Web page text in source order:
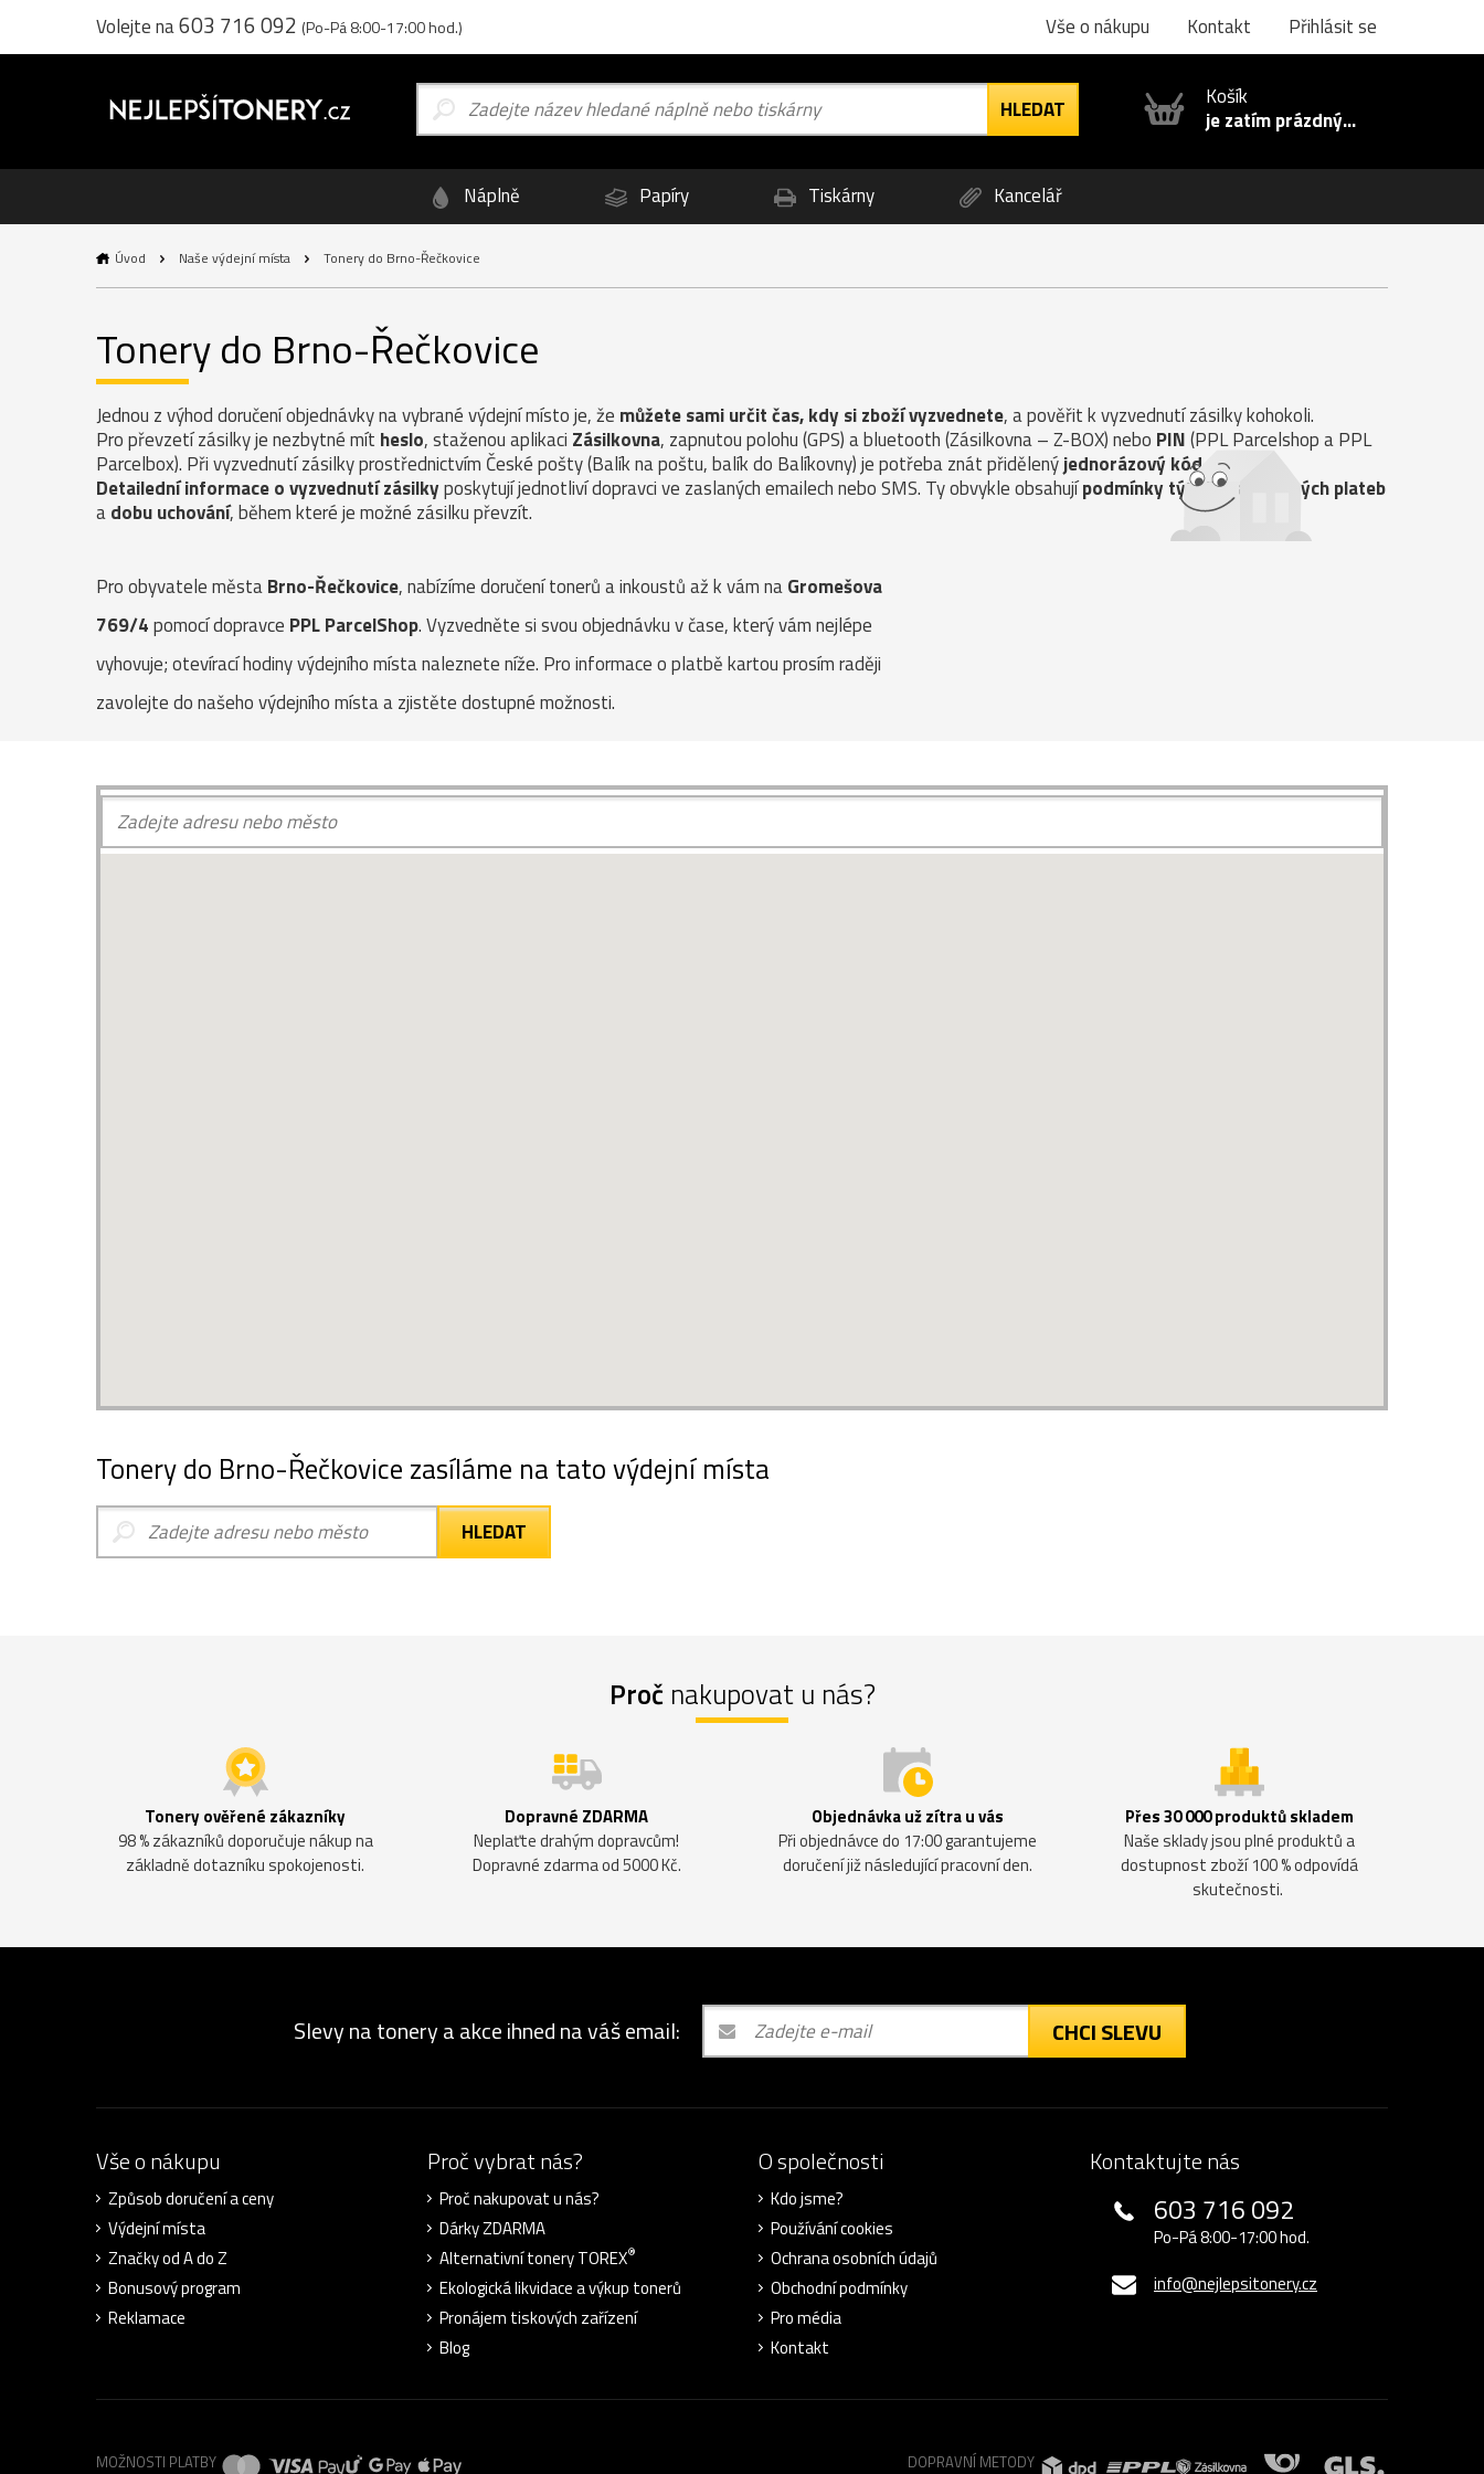
Volejte na603 716 092 (Po-Pá 8:00-17:00 hod.) Vše o nákupu Kontakt Přihlásit se
Košík
je zatím prázdný...
Náplně Papíry Tiskárny Kancelář
Úvod Naše výdejní místa Tonery do Brno-Řečkovice
Tonery do Brno-Řečkovice
Jednou z výhod doručení objednávky na vybrané výdejní místo je, že můžete sami určit čas, kdy si zboží vyzvednete, a pověřit k vyzvednutí zásilky kohokoli.
Pro převzetí zásilky je nezbytné mít heslo, staženou aplikaci Zásilkovna, zapnutou polohu (GPS) a bluetooth (Zásilkovna – Z-BOX) nebo PIN(PPL Parcelshop a PPL
Parcelbox). Při vyzvednutí zásilky prostřednictvím České pošty (Balík na poštu, balík do Balíkovny) je potřeba znát přidělenýjednorázový kód
Detailední informace o vyzvednutí zásilkyposkytují jednotliví dopravci ve zaslaných emailech nebo SMS. Ty obvykle obsahujípodmínky týkající se možných plateb
adobu uchování, během které je možné zásilku převzít.
Pro obyvatele městaBrno-Řečkovice, nabízíme doručení tonerů a inkoustů až k vám naGromešova
769/4pomocí dopravce PPL ParcelShop. Vyzvedněte si svou objednávku v čase, který vám nejlépe
vyhovuje; otevírací hodiny výdejního místa naleznete níže. Pro informace o platbě kartou prosím raději
zavolejte do našeho výdejního místa a zjistěte dostupné možnosti.
Tonery do Brno-Řečkovice zasíláme na tato výdejní místa
Proč nakupovat u nás?
Tonery ověřené zákazníky
98 % zákazníků doporučuje nákup na
základně dotazníku spokojenosti.
Dopravné ZDARMA
Neplaťte drahým dopravcům!
Dopravné zdarma od 5000 Kč.
Objednávka už zítra u vás
Při objednávce do 17:00 garantujeme
doručení již následující pracovní den.
Přes 30 000 produktů skladem
Naše sklady jsou plné produktů a
dostupnost zboží 100 % odpovídá
skutečnosti.
Slevy na tonery a akce ihned na váš email: CHCI SLEVU
Vše o nákupu
Způsob doručení a ceny
Výdejní místa
Značky od A do Z
Bonusový program
Reklamace
Proč vybrat nás?
Proč nakupovat u nás?
Dárky ZDARMA
Alternativní tonery TOREX®
Ekologická likvidace a výkup tonerů
Pronájem tiskových zařízení
Blog
O společnosti
Kdo jsme?
Používání cookies
Ochrana osobních údajů
Obchodní podmínky
Pro média
Kontakt
Kontaktujte nás
603 716 092
Po-Pá 8:00-17:00 hod.
info@nejlepsitonery.cz
MOŽNOSTI PLATBY DOPRAVNÍ METODY